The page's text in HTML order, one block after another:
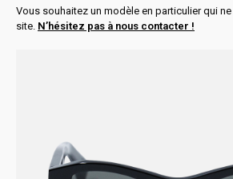
Vous souhaitez un modèle en particulier qui
site. N’hésitez pas à nous contacter !